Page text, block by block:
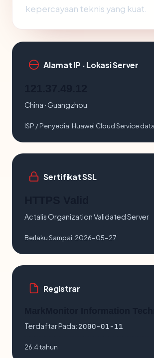
kepercayaan teknis yang kuat.
Alamat IP · Lokasi Server
China · Guangzhou
ISP / Penyedia: Huawei Cloud Service
Sertifikat SSL
Actalis Organization Validated Server
Berlaku Sampai: 2026-05-27
Registrar
Terdaftar Pada: 2000-01-11
26.4 tahun